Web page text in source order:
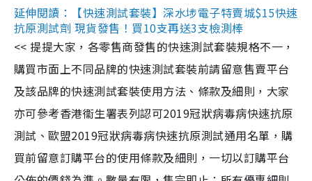
延伸閱讀：【快速測試套裝】深水埗電子特賣城$15快速
抗原測試劑 現貨發售！買10支再送3支檢測棒
<< 提提大家，各零售商發售的快速測試套裝規格不一，
購買市面上不同品牌的快速測試套裝前請留意售賣平台
及該品牌的快速測試套裝使用方法、條款及細則，大家
亦可參考香港衞生署表列認可2019冠狀病毒病快速抗原
測試、歐盟2019冠狀病毒病快速抗原測試通用名單，購
買前留意訂購平台的使用條款及細則，一切以訂購平台